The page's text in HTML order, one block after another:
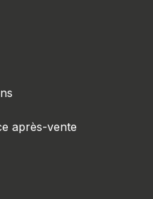
après-vente